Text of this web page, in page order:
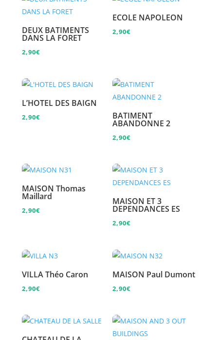
DEUX BATIMENTS
DANS LA FORET
2,90€
ECOLE NAPOLEON
2,90€
L’HOTEL DES BAIGN
2,90€ BATIMENT
ABANDONNE 2
2,90€
MAISON Thomas
Maillard
2,90€
MAISON ET 3
DEPENDANCES ES
2,90€
VILLA Théo Caron
2,90€
MAISON Paul Dumont
2,90€